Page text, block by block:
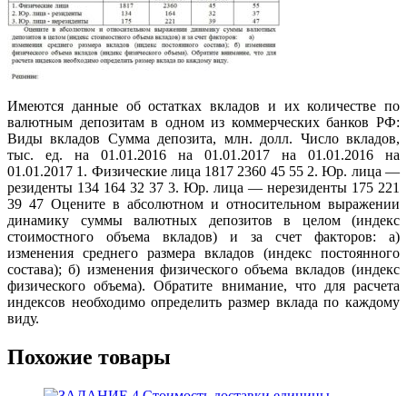
Имеются данные об остатках вкладов и их количестве по
валютным депозитам в одном из коммерческих банков РФ:
Виды вкладов Сумма депозита, млн. долл. Число вкладов,
тыс. ед. на 01.01.2016 на 01.01.2017 на 01.01.2016 на
01.01.2017 1. Физические лица 1817 2360 45 55 2. Юр. лица —
резиденты 134 164 32 37 3. Юр. лица — нерезиденты 175 221
39 47 Оцените в абсолютном и относительном выражении
динамику суммы валютных депозитов в целом (индекс
стоимостного объема вкладов) и за счет факторов: а)
изменения среднего размера вкладов (индекс постоянного
состава); б) изменения физического объема вкладов (индекс
физического объема). Обратите внимание, что для расчета
индексов необходимо определить размер вклада по каждому
виду.
Похожие товары